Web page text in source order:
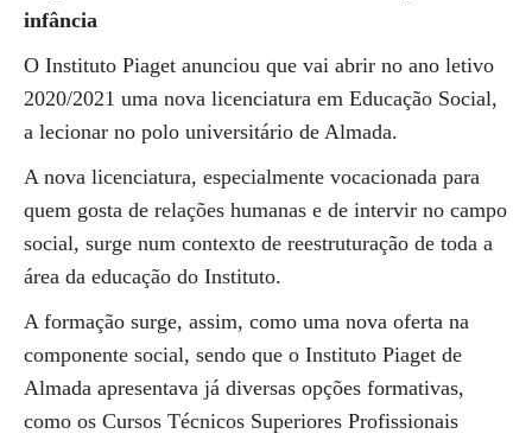
infância
O Instituto Piaget anunciou que vai abrir no ano letivo
2020/2021 uma nova licenciatura em Educação Social,
a lecionar no polo universitário de Almada.
A nova licenciatura, especialmente vocacionada para
quem gosta de relações humanas e de intervir no campo
social, surge num contexto de reestruturação de toda a
área da educação do Instituto.
A formação surge, assim, como uma nova oferta na
componente social, sendo que o Instituto Piaget de
Almada apresentava já diversas opções formativas,
como os Cursos Técnicos Superiores Profissionais